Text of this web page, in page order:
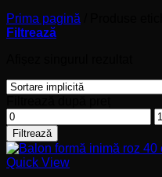
Prima pagină
Filtrează
Preț
minim
Filtrează
Quick View